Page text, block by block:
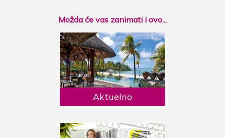
Možda će vas zanimati i ovo...
Aktuelno